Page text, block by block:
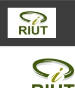
Skip
navigation